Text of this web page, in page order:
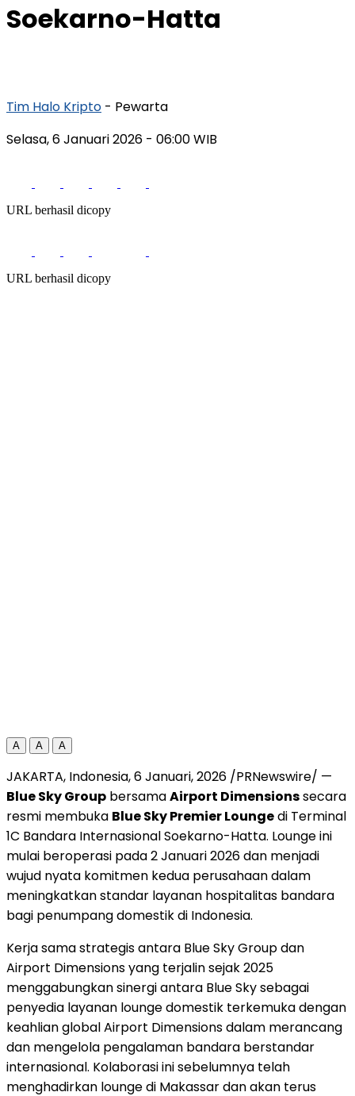
Soekarno-Hatta
Tim Halo Kripto - Pewarta
Selasa, 6 Januari 2026 - 06:00 WIB
URL berhasil dicopy
URL berhasil dicopy
A A A
JAKARTA, Indonesia,6 Januari, 2026 /PRNewswire/ —
Blue Sky Group bersamaAirport Dimensionssecara
resmi membuka Blue Sky Premier Loungedi Terminal
1C Bandara Internasional Soekarno-Hatta. Lounge ini
mulai beroperasi pada 2 Januari 2026 dan menjadi
wujud nyata komitmen kedua perusahaan dalam
meningkatkan standar layanan hospitalitas bandara
bagi penumpang domestik di Indonesia.
Kerja sama strategis antara Blue Sky Group dan
Airport Dimensions yang terjalin sejak 2025
menggabungkan sinergi antara Blue Sky sebagai
penyedia layanan lounge domestik terkemuka dengan
keahlian global Airport Dimensions dalam merancang
dan mengelola pengalaman bandara berstandar
internasional. Kolaborasi ini sebelumnya telah
menghadirkan lounge di Makassar dan akan terus